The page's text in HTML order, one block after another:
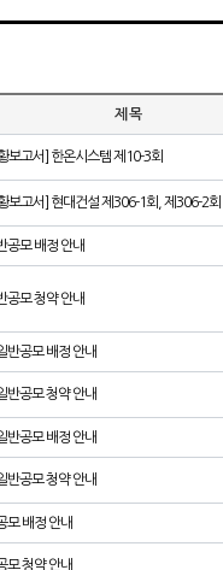
제 목
보고서] 한온시스템 제10-3회
보고서] 현대건설 제306-1회, 제306-2회
공모 배정 안내
공모 청약 안내
반공모 배정 안내
반공모 청약 안내
반공모 배정 안내
반공모 청약 안내
모 배정 안내
모 청약 안내